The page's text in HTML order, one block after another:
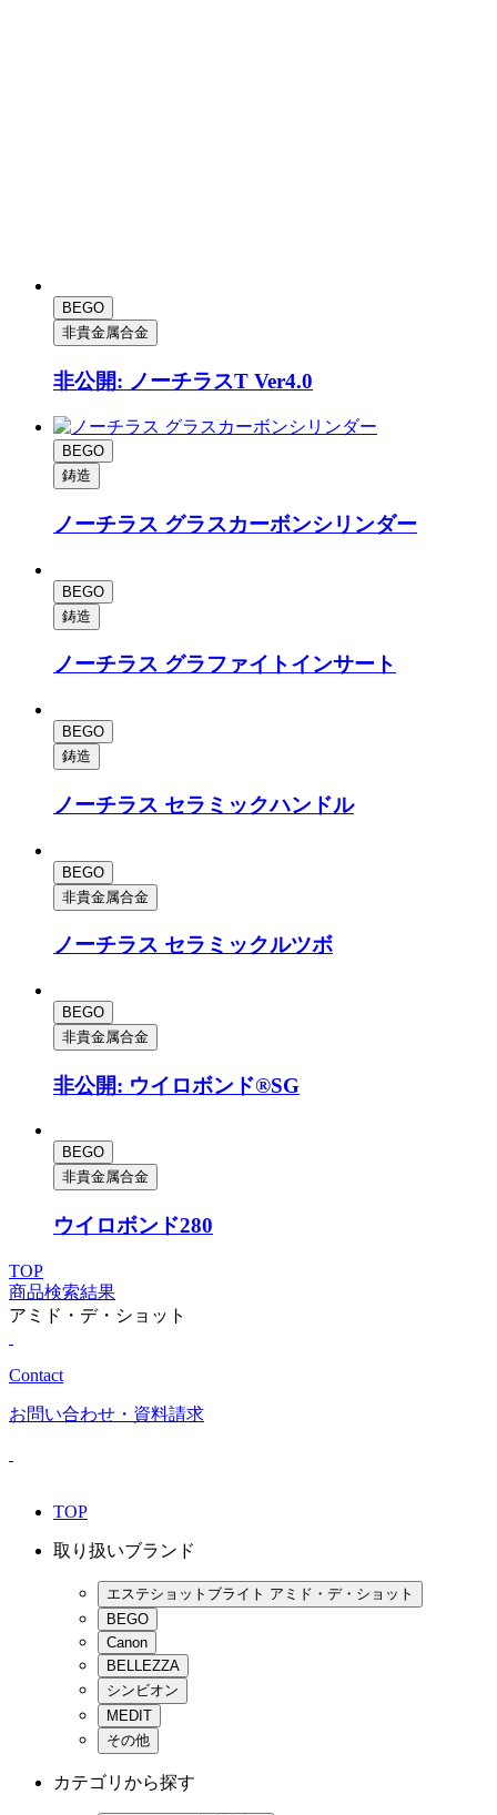
BEGO
非貴金属合金
非公開: ノーチラスT Ver4.0
BEGO
鋳造
ノーチラス グラスカーボンシリンダー
BEGO
鋳造
ノーチラス グラファイトインサート
BEGO
鋳造
ノーチラス セラミックハンドル
BEGO
非貴金属合金
ノーチラス セラミックルツボ
BEGO
非貴金属合金
非公開: ウイロボンド®SG
BEGO
非貴金属合金
ウイロボンド280
TOP
商品検索結果
アミド・デ・ショット
Contact
お問い合わせ ・資料請求
TOP
取り扱いブランド
エステショットブライト アミド・デ・ショット
BEGO
Canon
BELLEZZA
シンビオン
MEDIT
その他
カテゴリから探す